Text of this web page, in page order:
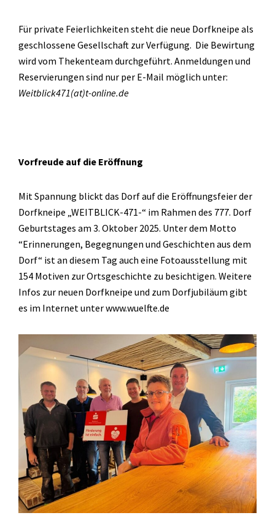
Für private Feierlichkeiten steht die neue Dorfkneipe als
geschlossene Gesellschaft zur Verfügung. Die Bewirtung
wird vom Thekenteam durchgeführt. Anmeldungen und
Reservierungen sind nur per E-Mail möglich unter:
Weitblick471(at)t-online.de
Vorfreude auf die Eröffnung
Mit Spannung blickt das Dorf auf die Eröffnungsfeier der
Dorfkneipe „WEITBLICK-471-“ im Rahmen des 777. Dorf
Geburtstages am 3. Oktober 2025. Unter dem Motto
“Erinnerungen, Begegnungen und Geschichten aus dem
Dorf“ ist an diesem Tag auch eine Fotoausstellung mit
154 Motiven zur Ortsgeschichte zu besichtigen. Weitere
Infos zur neuen Dorfkneipe und zum Dorfjubiläum gibt
es im Internet unter www.wuelfte.de